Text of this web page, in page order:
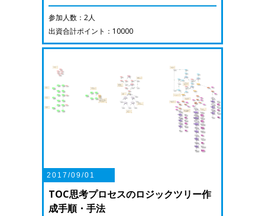
参加人数：2人
出資合計ポイント：10000
2017/09/01
TOC思考プロセスのロジックツリー作
成手順・手法